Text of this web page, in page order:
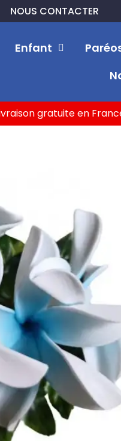
NOUS CONTACTER
Enfant
gratuite en